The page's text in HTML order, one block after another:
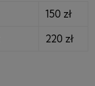
150 zł
220 zł